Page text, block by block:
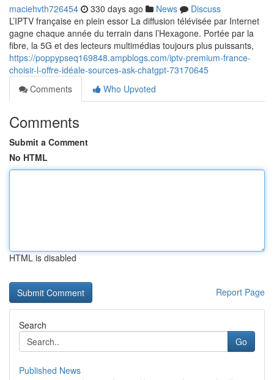
maciehvth726454 330 days ago News
Discuss
L’IPTV française en plein essor La diffusion télévisée par Internet
gagne chaque année du terrain dans l’Hexagone. Portée par la
fibre, la 5G et des lecteurs multimédias toujours plus puissants,
https://poppypseq169848.ampblogs.com/iptv-premium-france-
choisir-l-offre-idéale-sources-ask-chatgpt-73170645
Comments
Who Upvoted
Comments
Submit a Comment
No HTML
HTML is disabled
Report Page
Search
Go
Published News